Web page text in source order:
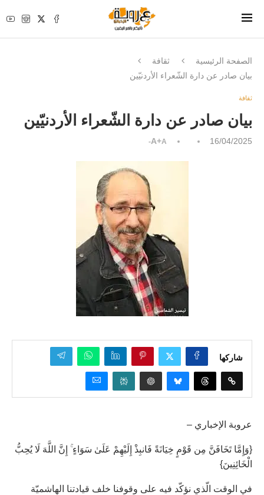
الصفحة الرئيسية
ثقافة
بيان صادر عن دارة الشّعراء الأردنيّين
ثقافة
بيان صادر عن دارة الشّعراء الأردنيّين
16/04/2025
A+A-
شاركها
عروبة الإخباري –
{وَإِمَّا تَخَافَنَّ مِن قَوْمٍ خِيَانَةً فَانبِذْ إِلَيْهِمْ عَلَىٰ سَوَاءٍ ۚ إِنَّ اللَّهَ لَا يُحِبُّ
الْخَائِنِينَ}
في الوقت الّذي نؤكّد فيه على وقوفنا خلف قيادتنا الهاشميّة